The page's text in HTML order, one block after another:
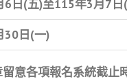
6日(五)至115年3月 7 日
30 日 (一)
意各項報名系統截止